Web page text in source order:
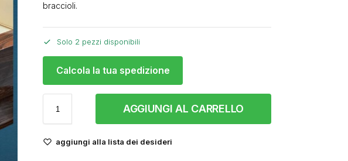
braccioli.
Solo 2 pezzi disponibili
Calcola la tua spedizione
AGGIUNGI AL CARRELLO
aggiungi alla lista dei desideri